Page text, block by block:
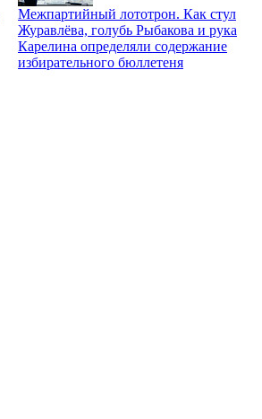
Межпартийный лототрон. Как стул
Журавлёва, голубь Рыбакова и рука
Карелина определяли содержание
избирательного бюллетеня